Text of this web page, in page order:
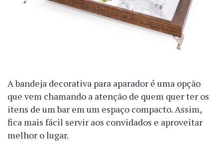
A bandeja decorativa para aparador é uma opção
que vem chamando a atenção de quem quer ter os
itens de um bar em um espaço compacto. Assim,
fica mais fácil servir aos convidados e aproveitar
melhor o lugar.